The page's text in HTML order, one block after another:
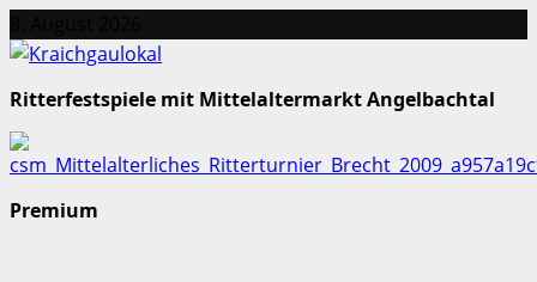
Inhalt
Ritterfestspiele mit Mittelaltermarkt Angelbachtal
Premium